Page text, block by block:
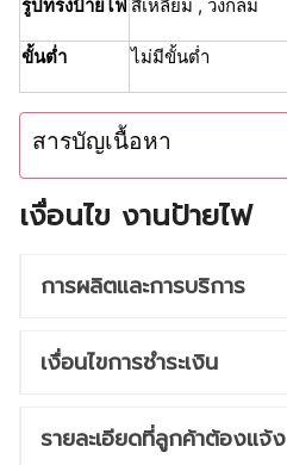
รูปทรงป้ายไฟ สี่เหลี่ยม , วงกลม
ขั้นต่ำ ไม่มีขั้นต่ำ
สารบัญเนื้อหา
เงื่อนไข งานป้ายไฟ
การผลิตและการบริการ
เงื่อนไขการชำระเงิน
รายละเอียดที่ลูกค้าต้องแจ้ง